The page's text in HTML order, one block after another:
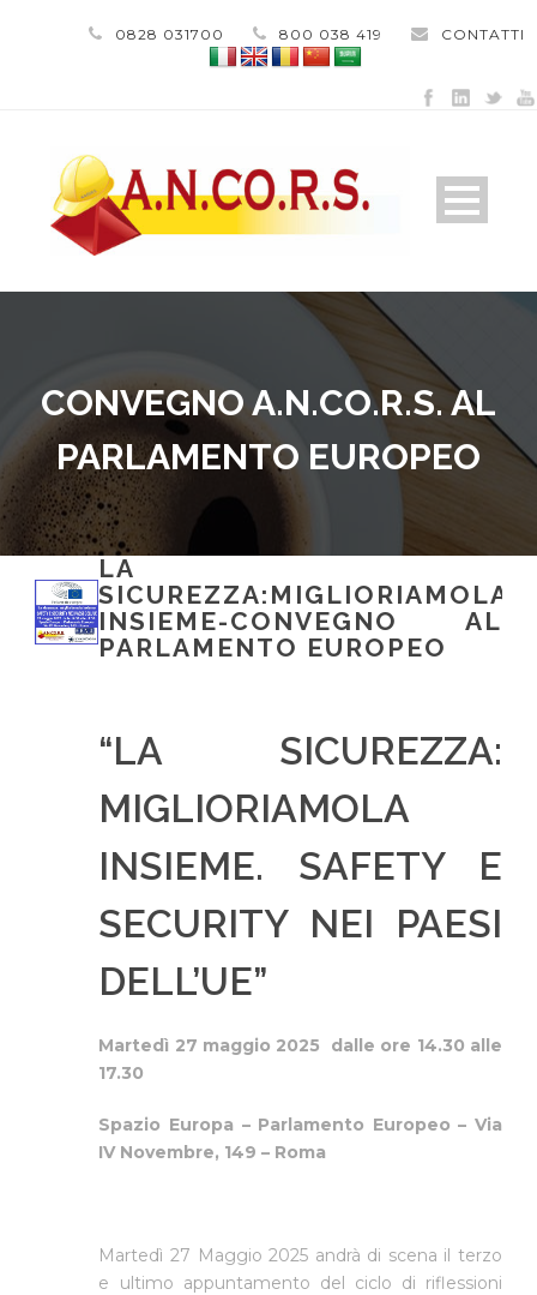
0828 031700 800 038 419 CONTATTI
CONVEGNO A.N.CO.R.S. AL
PARLAMENTO EUROPEO
LA
SICUREZZA:MIGLIORIAMOLA
INSIEME-CONVEGNO AL
PARLAMENTO EUROPEO
“LA SICUREZZA:
MIGLIORIAMOLA
INSIEME. SAFETY E
SECURITY NEI PAESI
DELL’UE”
Martedì 27 maggio 2025 dalle ore 14.30 alle
17.30
Spazio Europa – Parlamento Europeo – Via
IV Novembre, 149 – Roma
Martedì 27 Maggio 2025 andrà di scena il terzo
e ultimo appuntamento del ciclo di riflessioni